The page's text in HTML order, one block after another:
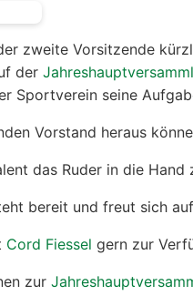
zweite Vorsitzende
der
Sportverein seine
Vorstand heraus
das Ruder in die Hand
bereit und freut sich
Cord Fiessel gern zur
zur